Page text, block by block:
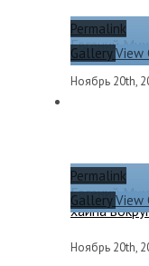
Permalink
GalleryView
Евгений
Ноябрь 20th,
Permalink
GalleryView
Евгений
хайпа
Ноябрь 20th,